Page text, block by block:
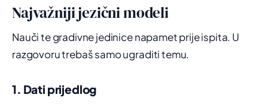
Najvažniji jezični modeli
Nauči te gradivne jedinice napamet prije ispita. U
razgovoru trebaš samo ugraditi temu.
1. Dati prijedlog